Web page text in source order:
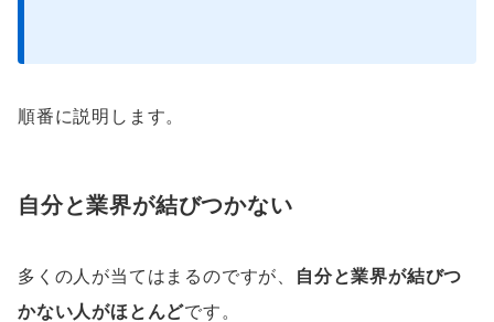
順番に説明します。
自分と業界が結びつかない
多くの人が当てはまるのですが、
自分と業界が結びつ
かない人がほとんどです。